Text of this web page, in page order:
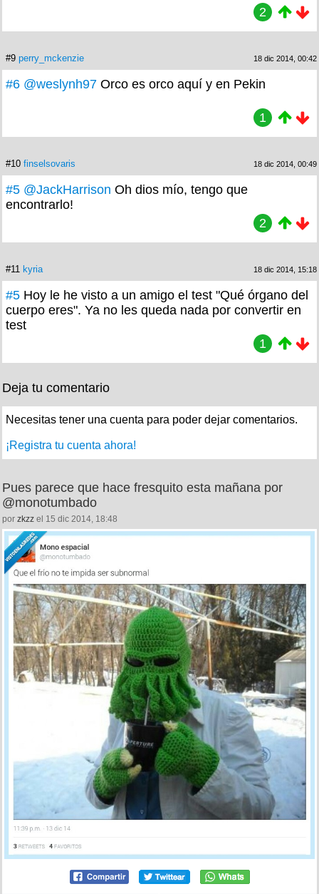
2
#9 perry_mckenzie 18 dic 2014, 00:42
#6 @weslynh97 Orco es orco aquí y en Pekin
1
#10 finselsovaris 18 dic 2014, 00:49
#5 @JackHarrison Oh dios mío, tengo que
encontrarlo!
2
#11 kyria 18 dic 2014, 15:18
#5 Hoy le he visto a un amigo el test "Qué órgano del
cuerpo eres". Ya no les queda nada por convertir en
test
1
Deja tu comentario
Necesitas tener una cuenta para poder dejar comentarios.
¡Registra tu cuenta ahora!
Pues parece que hace fresquito esta mañana por
@monotumbado
por zkzz el 15 dic 2014, 18:48